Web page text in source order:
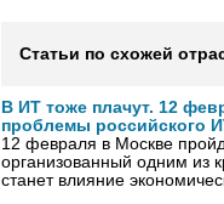
Статьи по схожей
В ИТ тоже плачут. 12
проблемы российского
12 февраля в Москве
организованный одним из
станет влияние